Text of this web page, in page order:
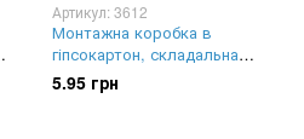
Артикул: 3612
Монтажна коробка в
гіпсокартон, складальна
PK60P(100)C(026)
5.95 грн